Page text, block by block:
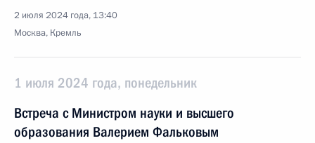
2 июля 2024 года, 13:40
Москва, Кремль
1 июля 2024 года, понедельник
Встреча с Министром науки и высшего
образования Валерием Фальковым